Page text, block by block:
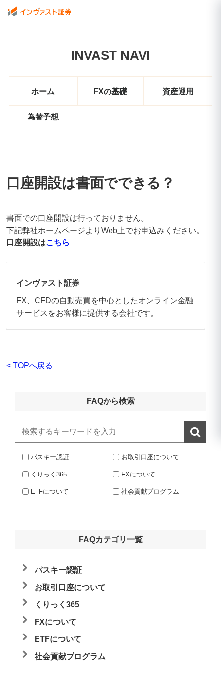
INVAST NAVI
ホーム FXの基礎 資産運用
為替予想
口座開設は書面でできる？
書面での口座開設は行っておりません。
下記弊社ホームページよりWeb上でお申込みください。
口座開設はこちら
インヴァスト証券
FX、CFDの自動売買を中心としたオンライン金融
サービスをお客様に提供する会社です。
< TOPへ戻る
FAQから検索

パスキー認証 お取引口座について
くりっく365 FXについて
ETFについて 社会貢献プログラム
FAQカテゴリ一覧
パスキー認証
お取引口座について
くりっく365
FXについて
ETFについて
社会貢献プログラム